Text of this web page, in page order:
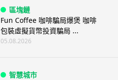
區塊鏈
Fun Coffee 咖啡騙局爆煲 咖啡
包裝虛擬貨幣投資騙局 ...
05.08.2026
智慧城市